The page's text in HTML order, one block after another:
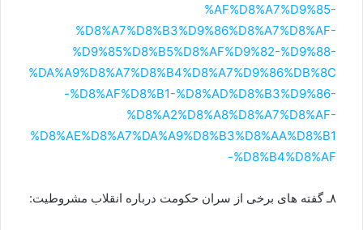
%AF%D8%A7%D9%85-
%D8%A7%D8%B3%D9%86%D8%A7%D8%AF-
%D9%85%D8%B5%D8%AF%D9%82-%D9%88-
%DA%A9%D8%A7%D8%B4%D8%A7%D9%86%DB%8C
-%D8%AF%D8%B1-%D8%AD%D8%B3%D9%86-
%D8%A2%D8%A8%D8%A7%D8%AF-
%D8%AE%D8%A7%DA%A9%D8%B3%D8%AA%D8%B1
-%D8%B4%D8%AF
۸ـ گفته های برخی از سران حکومت درباره انقلاب مشروطیت: